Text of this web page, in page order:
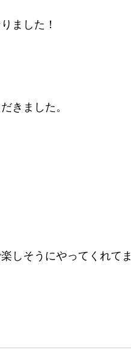
ました！
きました。
しそうにやってくれてま